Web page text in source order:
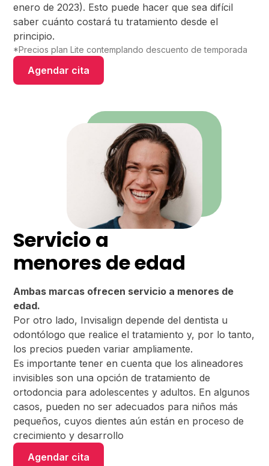
enero de 2023). Esto puede hacer que sea difícil
saber cuánto costará tu tratamiento desde el
principio.
*Precios plan Lite contemplando descuento de temporada
Agendar cita
Servicio a
menores de edad
Ambas marcas ofrecen servicio a menores de
edad.
Por otro lado, Invisalign depende del dentista u
odontólogo que realice el tratamiento y, por lo tanto,
los precios pueden variar ampliamente.
Es importante tener en cuenta que los alineadores
invisibles son una opción de tratamiento de
ortodoncia para adolescentes y adultos. En algunos
casos, pueden no ser adecuados para niños más
pequeños, cuyos dientes aún están en proceso de
crecimiento y desarrollo
Agendar cita